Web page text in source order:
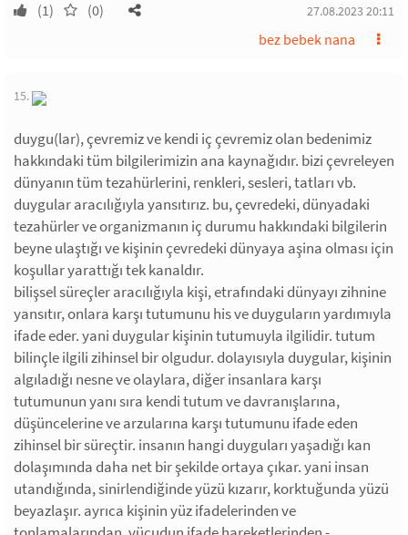
(1) (0) 27.08.2023 20:11
bez bebek nana
15.
duygu(lar), çevremiz ve kendi iç çevremiz olan bedenimiz
hakkındaki tüm bilgilerimizin ana kaynağıdır. bizi çevreleyen
dünyanın tüm tezahürlerini, renkleri, sesleri, tatları vb.
duygular aracılığıyla yansıtırız. bu, çevredeki, dünyadaki
tezahürler ve organizmanın iç durumu hakkındaki bilgilerin
beyne ulaştığı ve kişinin çevredeki dünyaya aşina olması için
koşullar yarattığı tek kanaldır.
bilişsel süreçler aracılığıyla kişi, etrafındaki dünyayı zihnine
yansıtır, onlara karşı tutumunu his ve duyguların yardımıyla
ifade eder. yani duygular kişinin tutumuyla ilgilidir. tutum
bilinçle ilgili zihinsel bir olgudur. dolayısıyla duygular, kişinin
algıladığı nesne ve olaylara, diğer insanlara karşı
tutumunun yanı sıra kendi tutum ve davranışlarına,
düşüncelerine ve arzularına karşı tutumunu ifade eden
zihinsel bir süreçtir. insanın hangi duyguları yaşadığı kan
dolaşımında daha net bir şekilde ortaya çıkar. yani insan
utandığında, sinirlendiğinde yüzü kızarır, korktuğunda yüzü
beyazlaşır. ayrıca kişinin yüz ifadelerinden ve